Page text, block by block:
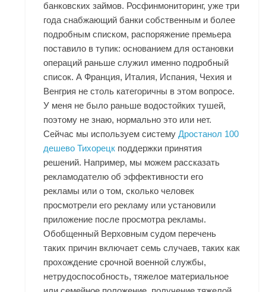
банковских займов. Росфинмониторинг, уже три
года снабжающий банки собственным и более
подробным списком, распоряжение премьера
поставило в тупик: основанием для остановки
операций раньше служил именно подробный
список. А Франция, Италия, Испания, Чехия и
Венгрия не столь категоричны в этом вопросе.
У меня не было раньше водостойких тушей,
поэтому не знаю, нормально это или нет.
Сейчас мы используем системуДростанол 100
дешево Тихорецк поддержки принятия
решений. Например, мы можем рассказать
рекламодателю об эффективности его
рекламы или о том, сколько человек
просмотрели его рекламу или установили
приложение после просмотра рекламы.
Обобщенный Верховным судом перечень
таких причин включает семь случаев, таких как
прохождение срочной военной службы,
нетрудоспособность, тяжелое материальное